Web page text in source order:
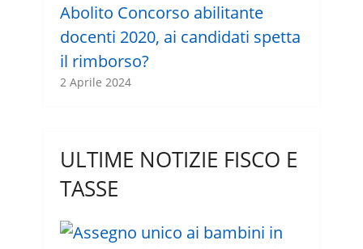
Abolito Concorso abilitante
docenti 2020, ai candidati spetta
il rimborso?
2 Aprile 2024
ULTIME NOTIZIE FISCO E
TASSE